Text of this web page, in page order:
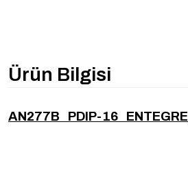
Ürün Bilgisi
AN277B PDIP-16 ENTEGRE